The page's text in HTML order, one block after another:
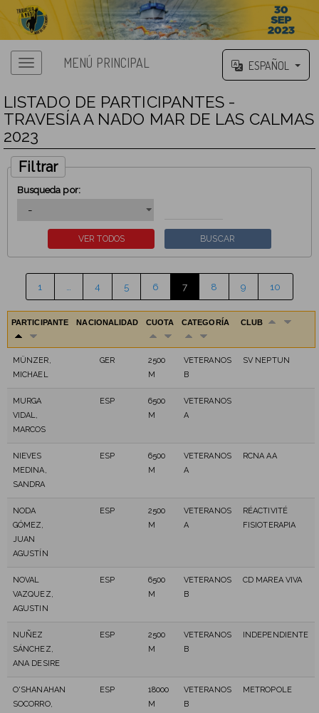
MENÚ PRINCIPAL ESPAÑOL
LISTADO DE PARTICIPANTES -
TRAVESÍA A NADO MAR DE LAS CALMAS
2023
Filtrar
Busqueda por:
1 4 5 6 7 8 9 10
PARTICIPANTE NACIONALIDAD CUOTA CATEGORÍA CLUB
MÜNZER,
MICHAEL
GER
2500
M
VETERANOS
B
SV NEPTUN
MURGA
VIDAL,
MARCOS
ESP
6500
M
VETERANOS
A
NIEVES
MEDINA,
SANDRA
ESP
6500
M
VETERANOS
A
RCNA AA
NODA
GÓMEZ,
JUAN
AGUSTÍN
ESP
2500
M
VETERANOS
A
RÉACTIVITÉ
FISIOTERAPIA
NOVAL
VAZQUEZ,
AGUSTIN
ESP
6500
M
VETERANOS
B
CD MAREA VIVA
NUÑEZ
SÁNCHEZ,
ANA DESIRE
ESP
2500
M
VETERANOS
B
INDEPENDIENTE
O'SHANAHAN
SOCORRO,
ESP
18000
M
VETERANOS
B
METROPOLE